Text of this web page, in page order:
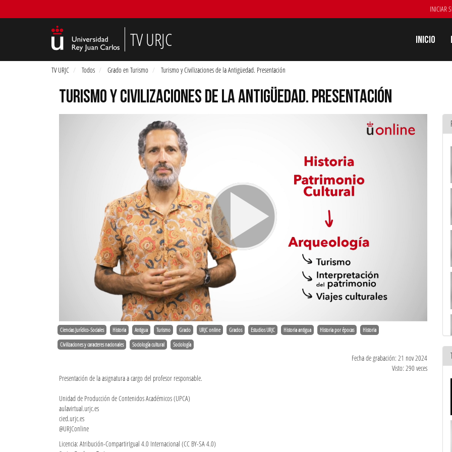
INICIAR
TV URJC Inicio
TV URJC Todos Grado en Turismo Turismo y Civilizaciones de la Antigüedad. Presentación
TURISMO Y CIVILIZACIONES DE LA ANTIGÜEDAD. PRESENTACIÓN
Ciencias Jurídico-Sociales Historia Antigua Turismo Grado URJC online Grados Estudios URJC Historia antigua Historia por épocas Historia
Civilizaciones y caracteres nacionales Sociología cultural Sociología
Fecha de grabación: 21 nov 2024
Visto: 290 veces
Presentación de la asignatura a cargo del profesor responsable.
Unidad de Producción de Contenidos Académicos (UPCA)
aulavirtual.urjc.es
cied.urjc.es
@URJConline
Licencia: Atribución-CompartirIgual 4.0 Internacional (CC BY-SA 4.0)